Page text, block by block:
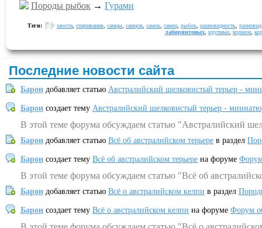
Породы рыбок → Гурами
Теги: хвоста спаривания самцы самцов самок самец рыбок разновидность
лабиринтовых крупные кормом
Последние новости сайта
Барон добавляет статью Австралийский шелковистый терьер -
Барон создает тему Австралийский шелковистый терьер -
В этой теме форума обсуждаем статью "Австралийский
Барон добавляет статью Всё об австралийском терьере в раздел
Барон создает тему Всё об австралийском терьере на форуме
В этой теме форума обсуждаем статью "Всё об
Барон добавляет статью Всё о австралийском келпи в раздел
Барон создает тему Всё о австралийском келпи на форуме Форум